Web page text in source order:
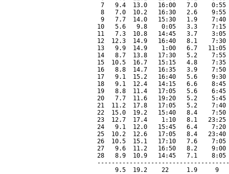
7   9.4  13.0   16:00   7.0
8   7.0  10.2   16:30   2.6
9   7.7  14.0   15:30   1.9
10   5.6   9.8    0:05   3.3
11   7.3  10.8   14:45   3.7
12  12.3  14.9   16:40   8.1
13   9.9  14.9    1:00   6.7
14   8.7  13.8   17:30   5.2
15  10.5  16.7   15:15   4.8
16   8.8  14.7   16:35   3.9
17   9.1  15.2   16:40   5.6
18   9.1  12.4   14:15   6.6
19   8.8  11.4   17:05   5.6
20   7.7  11.6   19:20   5.2
21  11.2  17.8   17:05   5.2
22  15.0  19.2   15:40   8.4
23  12.7  17.4    1:10   8.1
24   9.1  12.0   15:45   6.4
25  10.2  12.6   17:05   8.4
26  10.5  15.1   17:10   7.6
27   9.6  11.2   16:50   8.2
28   8.9  10.9   14:45   7.1
9.5  19.2    22     1.9     9